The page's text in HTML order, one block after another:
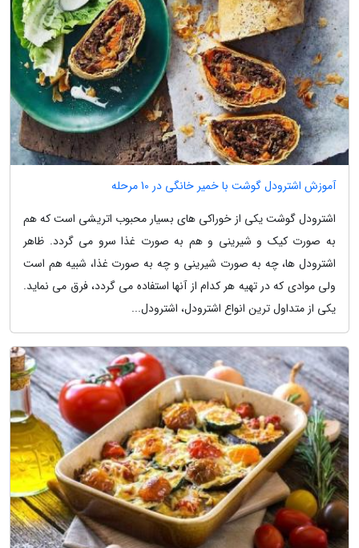
آموزش اشترودل گوشت با خمیر خانگی در 10 مرحله
اشترودل گوشت یکی از خوراکی های بسیار محبوب اتریشی است که هم
به صورت کیک و شیرینی و هم به صورت غذا سرو می گردد. ظاهر
اشترودل ها، چه به صورت شیرینی و چه به صورت غذا، شبیه هم است
ولی موادی که در تهیه هر کدام از آنها استفاده می گردد، فرق می نماید.
یکی از متداول ترین انواع اشترودل، اشترودل...